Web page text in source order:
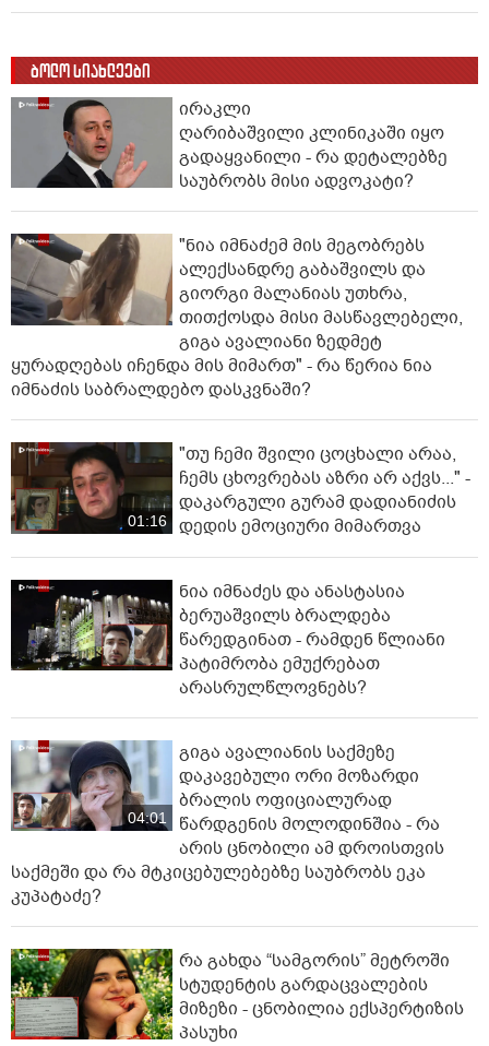
ბოლო სიახლეები
ირაკლი
ღარიბაშვილი კლინიკაში იყო
გადაყვანილი - რა დეტალებზე
საუბრობს მისი ადვოკატი?
"ნია იმნაძემ მის მეგობრებს
ალექსანდრე გაბაშვილს და
გიორგი მალანიას უთხრა,
თითქოსდა მისი მასწავლებელი,
გიგა ავალიანი ზედმეტ
ყურადღებას იჩენდა მის მიმართ" - რა წერია ნია
იმნაძის საბრალდებო დასკვნაში?
01:16
"თუ ჩემი შვილი ცოცხალი არაა,
ჩემს ცხოვრებას აზრი არ აქვს..." -
დაკარგული გურამ დადიანიძის
დედის ემოციური მიმართვა
ნია იმნაძეს და ანასტასია
ბერუაშვილს ბრალდება
წარედგინათ - რამდენ წლიანი
პატიმრობა ემუქრებათ
არასრულწლოვნებს?
04:01
გიგა ავალიანის საქმეზე
დაკავებული ორი მოზარდი
ბრალის ოფიციალურად
წარდგენის მოლოდინშია - რა
არის ცნობილი ამ დროისთვის
საქმეში და რა მტკიცებულებებზე საუბრობს ეკა
კუპატაძე?
რა გახდა “სამგორის” მეტროში
სტუდენტის გარდაცვალების
მიზეზი - ცნობილია ექსპერტიზის
პასუხი